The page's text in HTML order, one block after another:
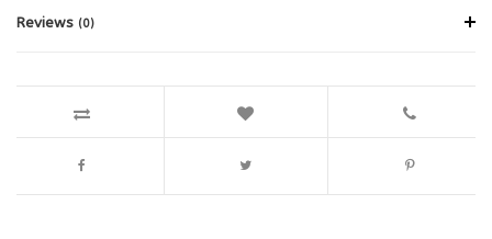
Reviews (0)